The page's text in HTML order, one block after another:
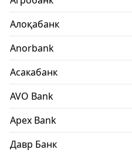
Алоқабанк
Anorbank
Асакабанк
AVO Bank
Apex Bank
Давр Банк